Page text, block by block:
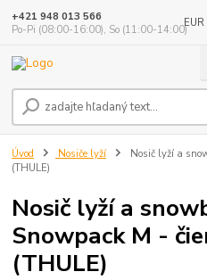
EUR
+421 948 013 566
Po-Pi (08:00-16:00), So (11:00-14:00)
Úvod Nosiče lyží
Nosič lyží a
(THULE)
Nosič lyží a
Snowpack M -
(THULE)